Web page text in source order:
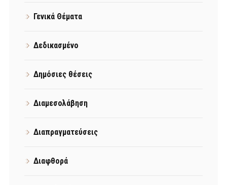
Γενικά Θέματα
Δεδικασμένο
Δημόσιες θέσεις
Διαμεσολάβηση
Διαπραγματεύσεις
Διαφθορά